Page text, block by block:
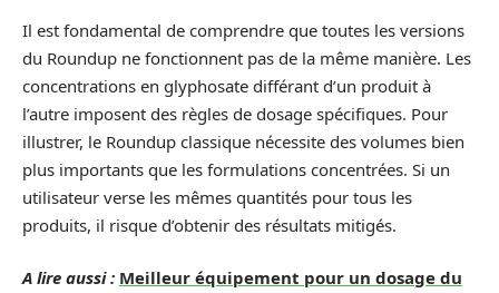
Il est fondamental de comprendre que toutes les versions
du Roundup ne fonctionnent pas de la même manière. Les
concentrations en glyphosate différant d’un produit à
l’autre imposent des règles de dosage spécifiques. Pour
illustrer, le Roundup classique nécessite des volumes bien
plus importants que les formulations concentrées. Si un
utilisateur verse les mêmes quantités pour tous les
produits, il risque d’obtenir des résultats mitigés.
A lire aussi : Meilleur équipement pour un dosage du